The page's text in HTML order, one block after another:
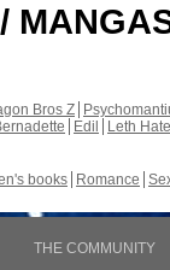
Bros Z
Edil
Leth Hate
books Romance
THE COMMUNITY